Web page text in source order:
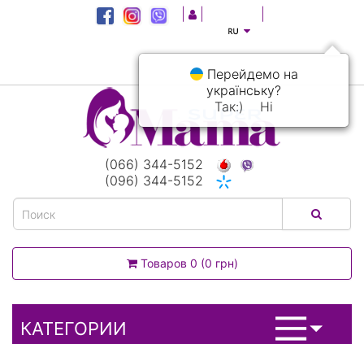
(066) 344-5152
(096) 344-5152
Товаров 0 (0 грн)
КАТЕГОРИИ
Перейдемо на
українську?
Так:)
Ні